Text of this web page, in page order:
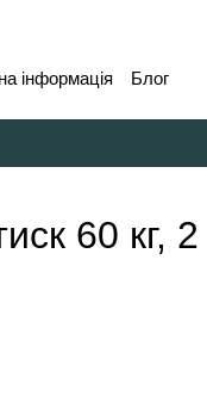
інформація Блог
60 кг,